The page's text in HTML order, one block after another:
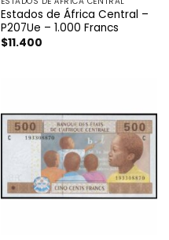
Estados de África Central –
P207Ue – 1.000 Francs
$11.400